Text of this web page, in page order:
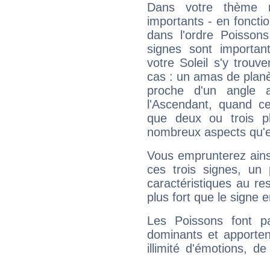
Dans votre thème
importants - en
dans l'ordre
signes sont
votre Soleil s'y
cas : un amas de
proche d'un
l'Ascendant, quand
que deux ou trois
nombreux aspects
Vous emprunterez
ces trois signes, un
caractéristiques au
plus fort que le signe
Les Poissons font
dominants et
illimité d'émotions,